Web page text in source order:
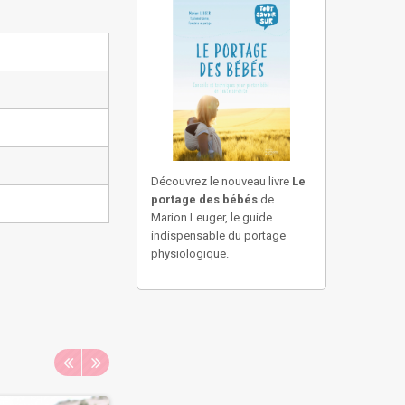
Découvrez le nouveau livre Le
portage des bébés de
Marion Leuger, le guide
indispensable du portage
physiologique.